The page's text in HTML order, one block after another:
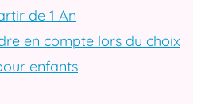
de 1 An
en compte lors du choix
enfants